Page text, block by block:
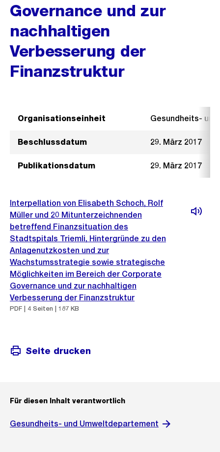
Governance und zur
nachhaltigen
Verbesserung der
Finanzstruktur
Organisationseinheit Gesundheits-
Beschlussdatum 29. März 2017
Publikationsdatum 29. März 2017
Interpellation von Elisabeth Schoch, Rolf
Müller und 20 Mitunterzeichnenden
betreffend Finanzsituation des
Stadtspitals Triemli, Hintergründe zu den
Anlagenutzkosten und zur
Wachstumsstrategie sowie strategische
Möglichkeiten im Bereich der Corporate
Governance und zur nachhaltigen
Verbesserung der Finanzstruktur
PDF | 4 Seiten | 187 KB
Seite drucken
Für diesen Inhalt verantwortlich
Gesundheits- und Umweltdepartement